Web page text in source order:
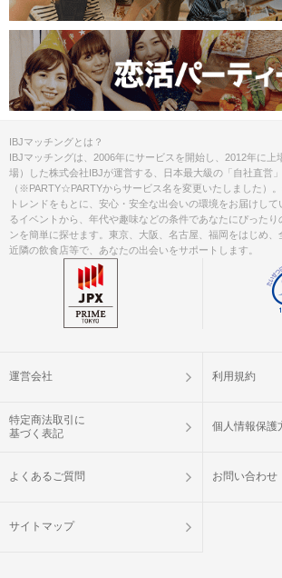
IBJマッチングとは？
IBJマッチングは、2006年にサービスを開始し、2012年に上
場）した株式会社IBJが運営する、日本最大級の「自社直営
（※PARTY☆PARTYからサービス名を変更いたしました）
トレンドをもとに、安心・安全な出会いの環境をお届けし
るイベントから、年代や趣味などの条件であなたにぴったり
ンを簡単に探せます。東京、大阪、名古屋、福岡をはじめ
近隣の飲食店等で、あなたの出会いをサポートします。
運営会社 利用規約
特定商法取引に
基づく表記
個人情報保護
よくあるご質問 お問い合わせ
サイトマップ